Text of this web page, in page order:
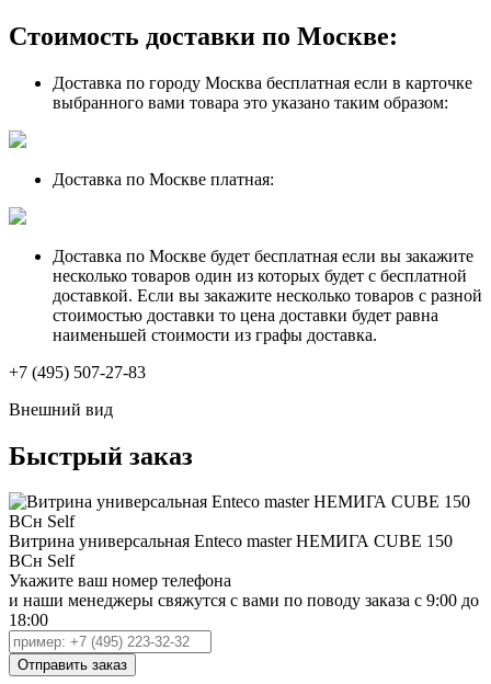
Стоимость доставки по Москве:
Доставка по городу Москва бесплатная если в карточке
выбранного вами товара это указано таким образом:
Доставка по Москве платная:
Доставка по Москве будет бесплатная если вы закажите
несколько товаров один из которых будет с бесплатной
доставкой. Если вы закажите несколько товаров с разной
стоимостью доставки то цена доставки будет равна
наименьшей стоимости из графы доставка.
+7 (495) 507-27-83
Внешний вид
Быстрый заказ
Витрина универсальная Enteco master НЕМИГА CUBE 150
ВСн Self
Укажите ваш номер телефона
и наши менеджеры свяжутся с вами по поводу заказа с 9:00 до
18:00